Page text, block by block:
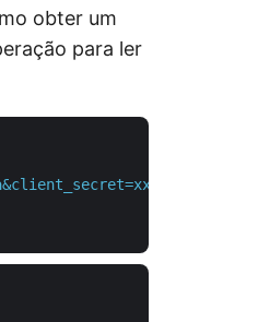
obter um
para ler